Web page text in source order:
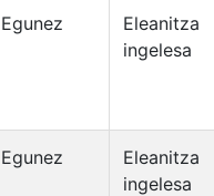
Egunez
Eleanitza
ingelesa
Egunez
Eleanitza
ingelesa